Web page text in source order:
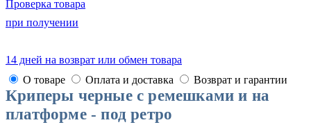
Проверка товара
при получении
14 дней на возврат или обмен товара
О товаре
Оплата и доставка Возврат и гарантии
Криперы черные с ремешками и на
платформе - под ретро